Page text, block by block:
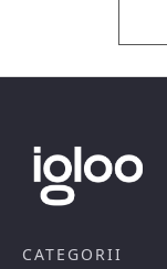
CATEGORII